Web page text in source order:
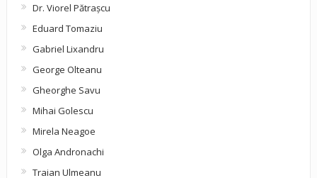
Dr. Viorel Pătraşcu
Eduard Tomaziu
Gabriel Lixandru
George Olteanu
Gheorghe Savu
Mihai Golescu
Mirela Neagoe
Olga Andronachi
Traian Ulmeanu